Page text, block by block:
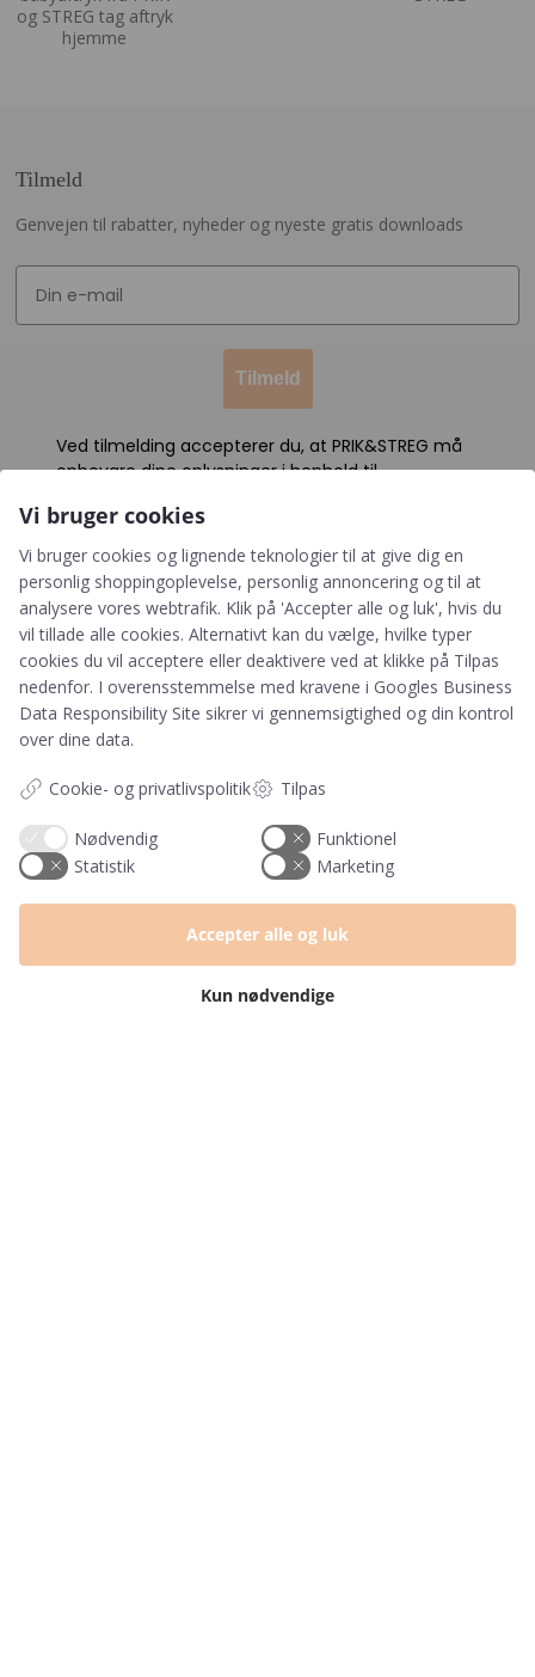
Har du et spørgsmål?
Du kan kontakte vores kundeservice på:
+45 60 15 72 04
Mandag – Fredag: 10.00 – 15.00
kundeservice@prikogstreg.dk
Tryktider
Handelsbetingelser og FAQ
Tilmeld
Genvejen til rabatter, nyheder og nyeste gratis downloads
Tilmeld
Ved tilmelding accepterer du, at PRIK&STREG må
opbevare dine oplysninger i henhold til
samtidig at modtage e-mails fra PRIK&STREG. Du
kan til enhver tid afmelde disse e-mails.
Vi bruger cookies
Vi bruger cookies og lignende teknologier til at give dig en
personlig shoppingoplevelse, personlig annoncering og til at
analysere vores webtrafik. Klik på 'Accepter alle og luk', hvis du
vil tillade alle cookies. Alternativt kan du vælge, hvilke typer
cookies du vil acceptere eller deaktivere ved at klikke på Tilpas
nedenfor. I overensstemmelse med kravene i Googles Business
Data Responsibility Site sikrer vi gennemsigtighed og din kontrol
over dine data.
Cookie- og privatlivspolitik Tilpas
Nødvendig
Funktionel
Statistik
Marketing
Kun nødvendige
Accepter alle og luk